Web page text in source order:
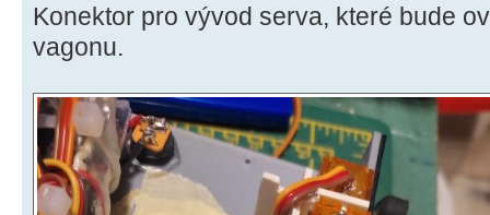
Konektor pro vývod serva, které bude
vagonu.